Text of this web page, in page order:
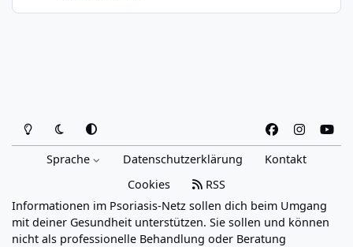
Heller ModusDunkler Modus
Systemeinstellung
a
b
o
o
n
s
a
g
o
u
b
Sprache Datenschutzerklärung
Kontakt
Cookies
RSS
Informationen im Psoriasis-Netz sollen dich beim Umgang
mit deiner Gesundheit unterstützen. Sie sollen und können
nicht als professionelle Behandlung oder Beratung